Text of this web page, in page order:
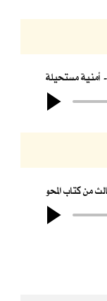
أمنية مستحيلة
من كتاب المحو